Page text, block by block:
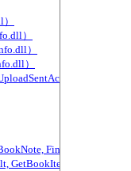
）
）
）
関数（
FindBookNote2
GetBookItemPart関数（